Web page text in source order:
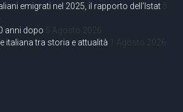
emigrati nel 2025, il rapporto dell’Istat 5
anni dopo 5 Agosto 2026
italiana tra storia e attualità 1 Agosto 2026